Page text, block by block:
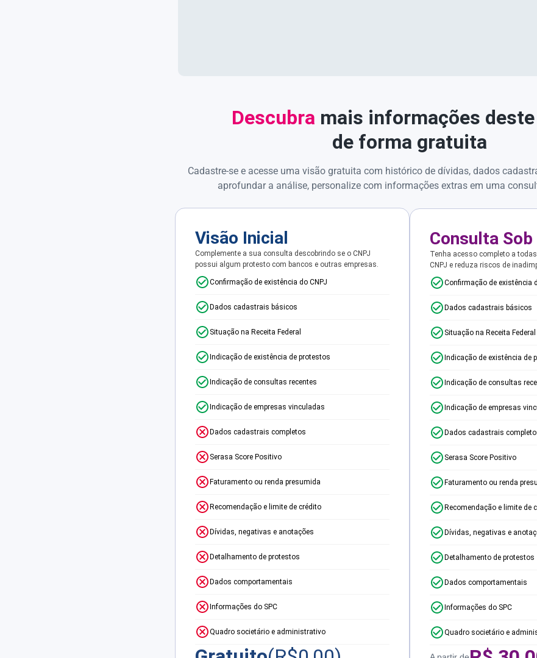
Descubra mais informações deste
de forma gratuita
Cadastre-se e acesse uma visão gratuita com histórico de dívidas, dados
aprofundar a análise, personalize com informações extras em uma
Visão Inicial
Complemente a sua consulta descobrindo se o CNPJ
possui algum protesto com bancos e outras empresas.
Confirmação de existência do CNPJ
Dados cadastrais básicos
Situação na Receita Federal
Indicação de existência de protestos
Indicação de consultas recentes
Indicação de empresas vinculadas
Dados cadastrais completos
Serasa Score Positivo
Faturamento ou renda presumida
Recomendação e limite de crédito
Dívidas, negativas e anotações
Detalhamento de protestos
Dados comportamentais
Informações do SPC
Quadro societário e administrativo
Consulta
Tenha acesso completo a
CNPJ e reduza riscos de
Confirmação de existência
Dados cadastrais básicos
Situação na Receita Federal
Indicação de existência de
Indicação de consultas
Indicação de empresas
Dados cadastrais
Serasa Score Positivo
Faturamento ou renda
Recomendação e limite de
Dívidas, negativas e
Detalhamento de protestos
Dados comportamentais
Informações do SPC
Quadro societário e